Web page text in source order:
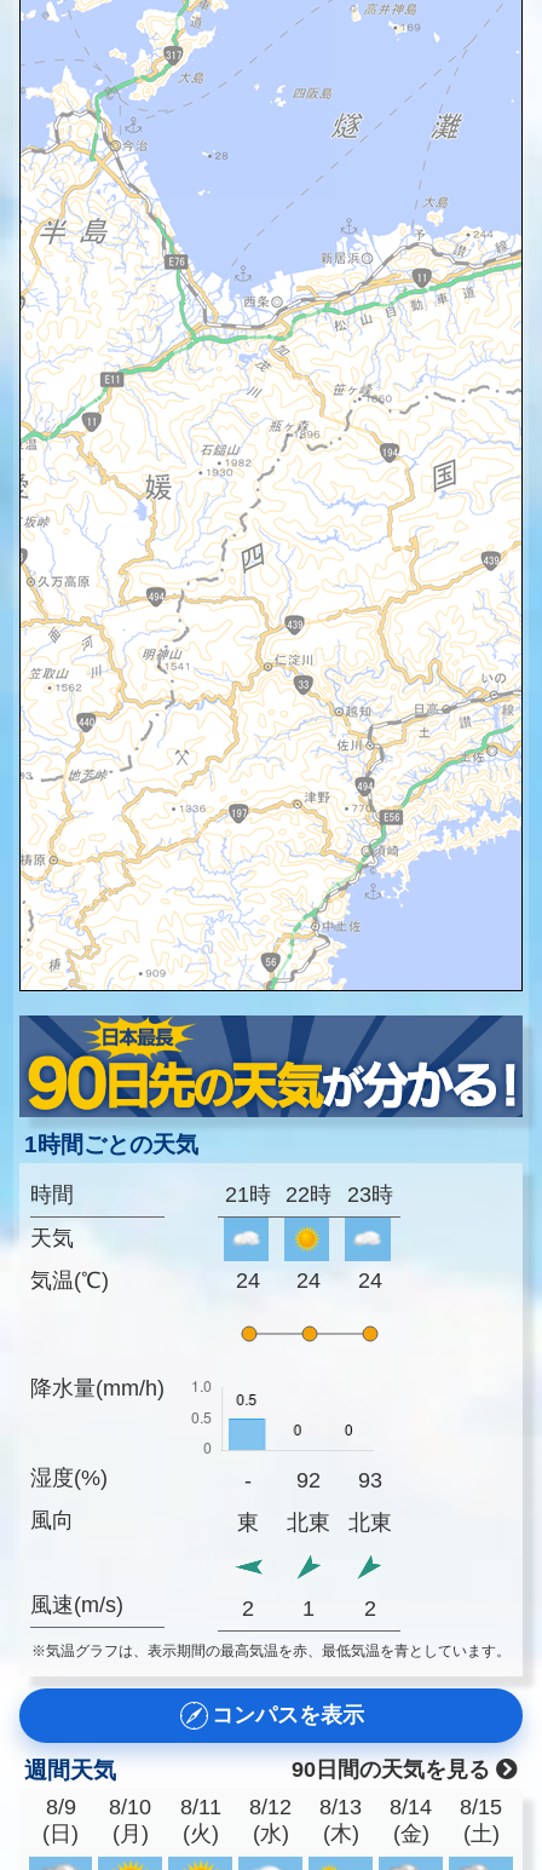
1時間ごとの天気
時間
天気
気温(℃)
降水量(mm/h)
湿度(%)
風向
風速(m/s)
21時 22時 23時
24 24 24
- 92
93
東
北東 北東
2 1 2
※気温グラフは、表示期間の最高気温を赤、最低気温を青としています。
コンパスを表示
週間天気
90日間の天気を見る
8/9
(日)
8/10
(月)
8/11
(火)
8/12
(水)
8/13
(木)
8/14
(金)
8/15
(土)